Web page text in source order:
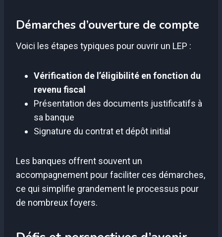
Démarches d’ouverture de compte
Voici les étapes typiques pour ouvrir un LEP :
Vérification de l’éligibilité en fonction du
revenu fiscal
Présentation des documents justificatifs à
sa banque
Signature du contrat et dépôt initial
Les banques offrent souvent un
accompagnement pour faciliter ces démarches,
ce qui simplifie grandement le processus pour
de nombreux foyers.